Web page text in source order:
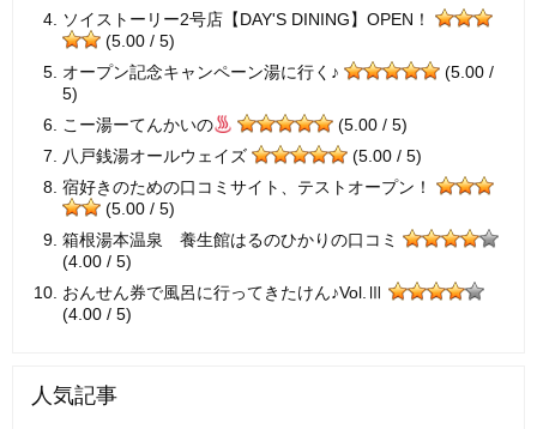
ソイストーリー2号店【DAY'S DINING】OPEN！
(5.00 / 5)
オープン記念キャンペーン湯に行く♪
(5.00 /
5)
こー湯ーてんかいの
(5.00 / 5)
八戸銭湯オールウェイズ
(5.00 / 5)
宿好きのための口コミサイト、テストオープン！
(5.00 / 5)
箱根湯本温泉 養生館はるのひかりの口コミ
(4.00 / 5)
おんせん券で風呂に行ってきたけん♪Vol.Ⅲ
(4.00 / 5)
人気記事